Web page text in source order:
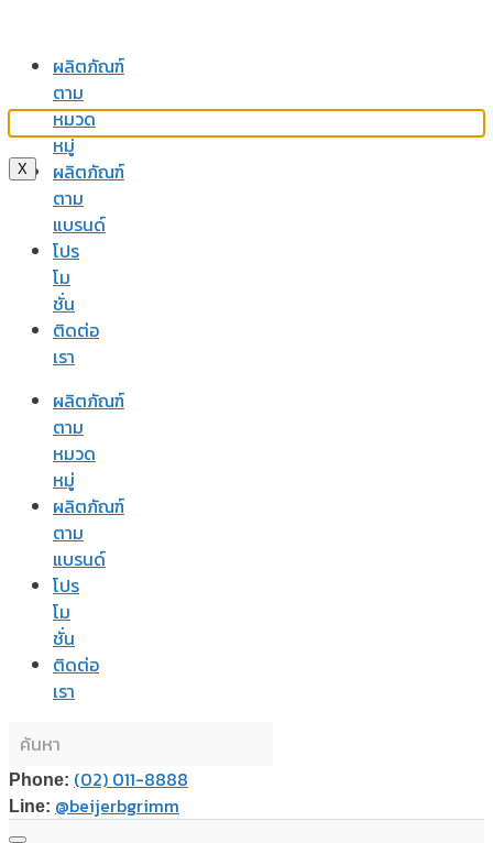
ผลิตภัณฑ์
ตาม
หมวด
หมู่
ผลิตภัณฑ์
ตาม
แบรนด์
โปร
โม
ชั่น
ติดต่อ
เรา
ผลิตภัณฑ์
ตาม
หมวด
หมู่
ผลิตภัณฑ์
ตาม
แบรนด์
โปร
โม
ชั่น
ติดต่อ
เรา
Phone: (02) 011-8888
Line: @beijerbgrimm
X